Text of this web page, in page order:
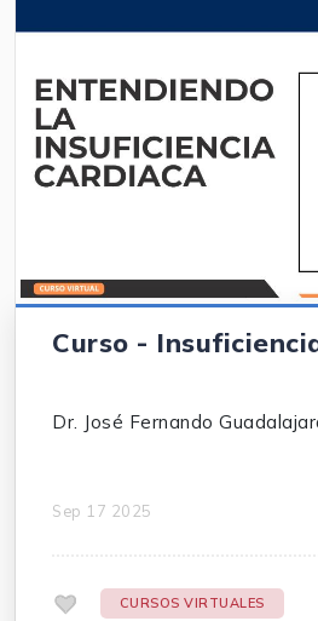
Curso -
Dr. José Fernando
Sep 17 2025
CURSOS VIRTUALES